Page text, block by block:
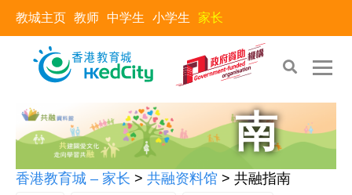
教城主页 教师 中学生 小学生 家长
共融指
南
香港教育城 – 家长 > 共融资料馆 > 共融指南